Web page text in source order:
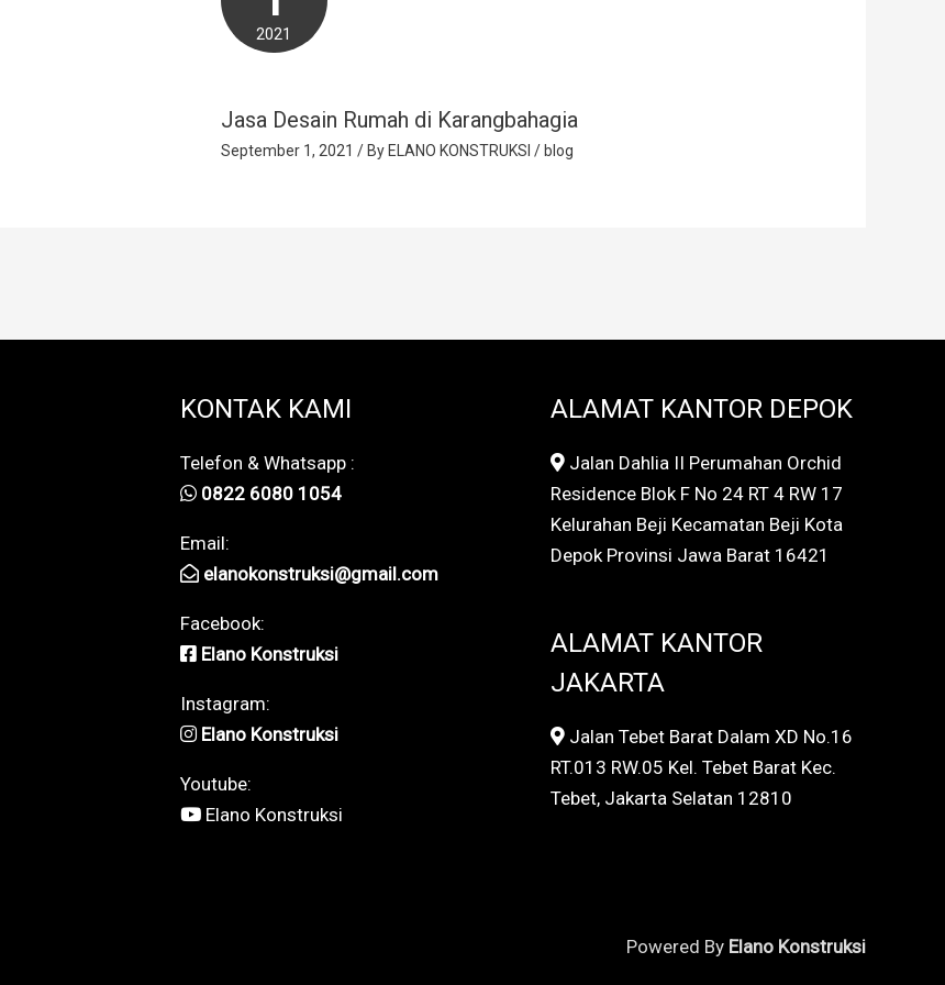
2021
Jasa Desain Rumah di Karangbahagia
September 1, 2021 / By ELANO KONSTRUKSI / blog
KONTAK KAMI
Telefon & Whatsapp :
0822 6080 1054
Email:
elanokonstruksi@gmail.com
Facebook:
Elano Konstruksi
Instagram:
Elano Konstruksi
Youtube:
Elano Konstruksi
ALAMAT KANTOR DEPOK
Jalan Dahlia II Perumahan Orchid
Residence Blok F No 24 RT 4 RW 17
Kelurahan Beji Kecamatan Beji Kota
Depok Provinsi Jawa Barat 16421
ALAMAT KANTOR
JAKARTA
Jalan Tebet Barat Dalam XD No.16
RT.013 RW.05 Kel. Tebet Barat Kec.
Tebet, Jakarta Selatan 12810
Powered By Elano Konstruksi